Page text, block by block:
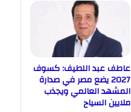
عاطف عبد اللطيف: كسوف
2027 يضع مصر في صدارة
المشهد العالمي ويجذب
ملايين السياح